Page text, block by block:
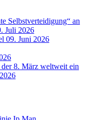
Selbstverteidigung“ an
Juli 2026
09. Juni 2026
der 8. März weltweit ein